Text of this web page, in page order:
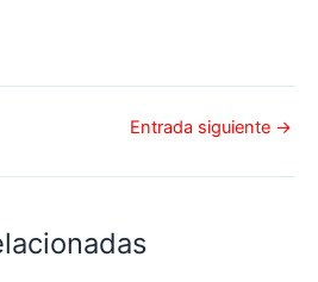
Entrada siguiente →